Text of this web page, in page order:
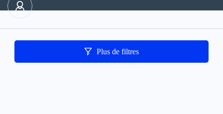
Plus de filtres